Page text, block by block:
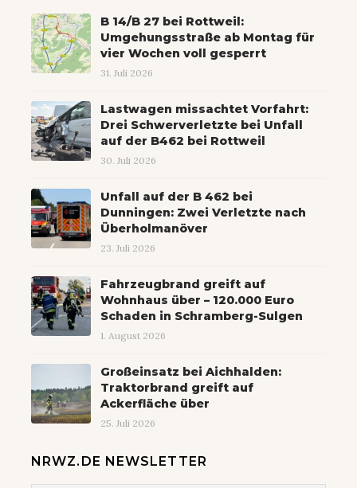
B 14/B 27 bei Rottweil:
Umgehungsstraße ab Montag für
vier Wochen voll gesperrt
31. Juli 2026
Lastwagen missachtet Vorfahrt:
Drei Schwerverletzte bei Unfall
auf der B462 bei Rottweil
30. Juli 2026
Unfall auf der B 462 bei
Dunningen: Zwei Verletzte nach
Überholmanöver
23. Juli 2026
Fahrzeugbrand greift auf
Wohnhaus über – 120.000 Euro
Schaden in Schramberg-Sulgen
1. August 2026
Großeinsatz bei Aichhalden:
Traktorbrand greift auf
Ackerfläche über
25. Juli 2026
NRWZ.DE NEWSLETTER